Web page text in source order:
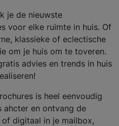
je de nieuwste
voor elke ruimte in huis. Of
klassieke of eclectische
om je huis om te toveren.
advies en trends in huis
is heel eenvoudig
ahcter en ontvang de
digitaal in je mailbox,